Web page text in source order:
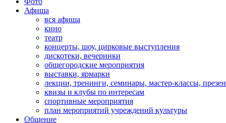
Афиша
вся афиша
кино
театр
концерты, шоу, цирковые выступления
дискотеки, вечеринки
общегородские мероприятия
выставки, ярмарки
лекции, тренинги, семинары, мастер-классы,
квизы и клубы по интересам
спортивные мероприятия
план мероприятий учреждений культуры
Общение